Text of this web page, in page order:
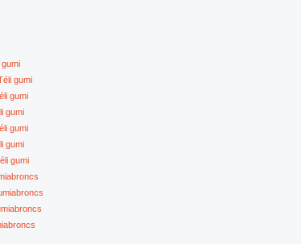
gumi
gumi
gumi
gumi
gumi
gumi